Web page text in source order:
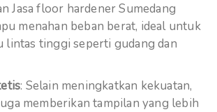
Jasa floor hardener Sumedang
menahan beban berat, ideal untuk
lintas tinggi seperti gudang dan
: Selain meningkatkan kekuatan,
memberikan tampilan yang lebih